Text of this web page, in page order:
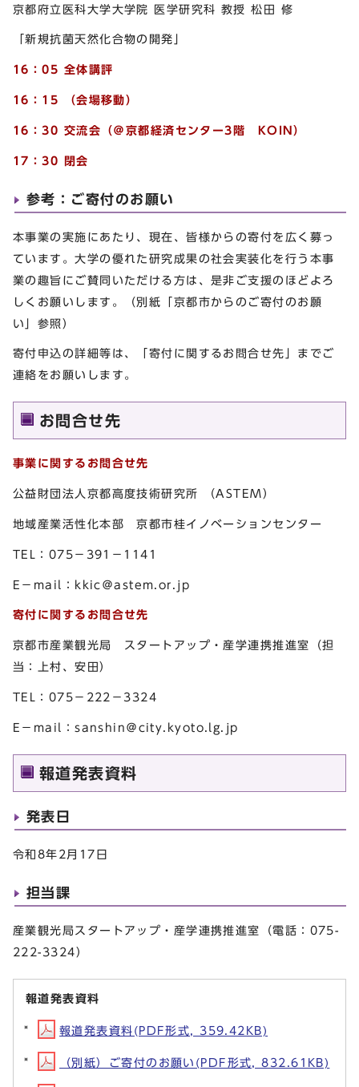
京都府立医科大学大学院 医学研究科 教授 松田 修
「新規抗菌天然化合物の開発」
16：05 全体講評
16：15 （会場移動）
16：30 交流会（＠京都経済センター3階 KOIN）
17：30 閉会
参考：ご寄付のお願い
本事業の実施にあたり、現在、皆様からの寄付を広く募っ
ています。大学の優れた研究成果の社会実装化を行う本事
業の趣旨にご賛同いただける方は、是非ご支援のほどよろ
しくお願いします。（別紙「京都市からのご寄付のお願
い」参照）
寄付申込の詳細等は、「寄付に関するお問合せ先」までご
連絡をお願いします。
お問合せ先
事業に関するお問合せ先
公益財団法人京都高度技術研究所 （ASTEM）
地域産業活性化本部 京都市桂イノベーションセンター
TEL：075－391－1141
E－mail：kkic＠astem.or.jp
寄付に関するお問合せ先
京都市産業観光局 スタートアップ・産学連携推進室（担
当：上村、安田）
TEL：075－222－3324
E－mail：sanshin＠city.kyoto.lg.jp
報道発表資料
発表日
令和8年2月17日
担当課
産業観光局スタートアップ・産学連携推進室（電話：075-
222-3324）
報道発表資料
報道発表資料(PDF形式, 359.42KB)
（別紙）ご寄付のお願い(PDF形式, 832.61KB)